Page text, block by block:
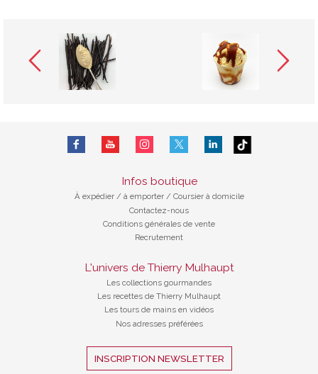
Infos boutique
À expédier / à emporter / Coursier à domicile
Contactez-nous
Conditions générales de vente
Recrutement
L'univers de Thierry Mulhaupt
Les collections gourmandes
Les recettes de Thierry Mulhaupt
Les tours de mains en vidéos
Nos adresses préférées
INSCRIPTION NEWSLETTER